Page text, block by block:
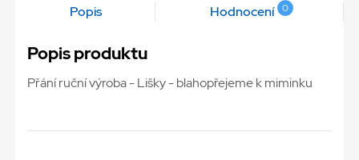
Popis Hodnocení 0
Popis produktu
Přání ruční výroba - Lišky - blahopřejeme k miminku